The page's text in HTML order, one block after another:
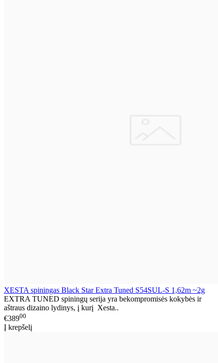
XESTA spiningas Black Star Extra Tuned S54SUL-S 1,62m ~2g
EXTRA TUNED spiningų serija yra bekompromisės kokybės ir
aštraus dizaino lydinys, į kurį Xesta..
€38900
Į krepšelį